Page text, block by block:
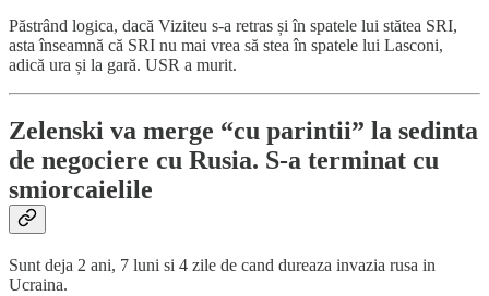
Păstrând logica, dacă Viziteu s-a retras și în spatele lui stătea SRI,
asta înseamnă că SRI nu mai vrea să stea în spatele lui Lasconi,
adică ura și la gară. USR a murit.
Zelenski va merge “cu parintii” la sedinta
de negociere cu Rusia. S-a terminat cu
smiorcaielile
Sunt deja 2 ani, 7 luni si 4 zile de cand dureaza invazia rusa in
Ucraina.